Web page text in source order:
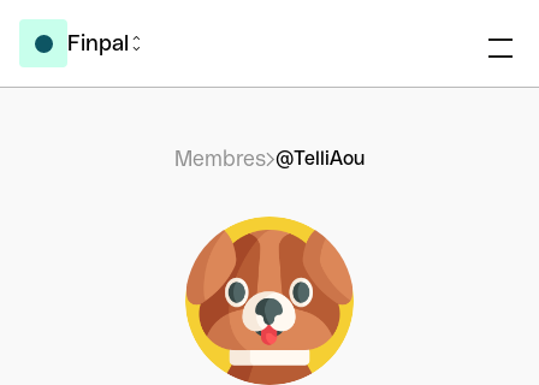
Finpal
Membres @TelliAou